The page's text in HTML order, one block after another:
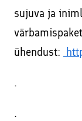
sujuva ja
ühendust:
.
.